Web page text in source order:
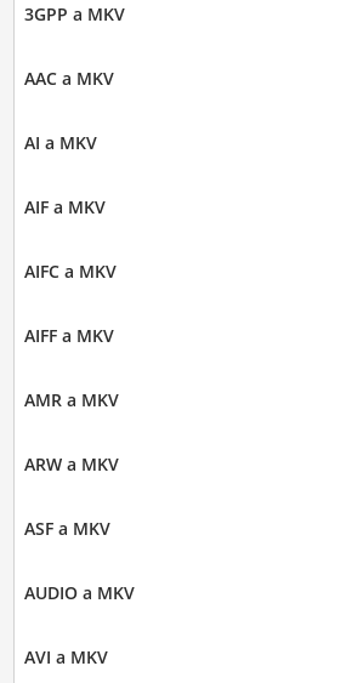
3GPP a MKV
AAC a MKV
AI a MKV
AIF a MKV
AIFC a MKV
AIFF a MKV
AMR a MKV
ARW a MKV
ASF a MKV
AUDIO a MKV
AVI a MKV